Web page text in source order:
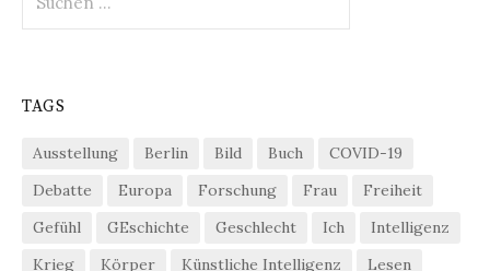
nach:
TAGS
Ausstellung Berlin Bild Buch
COVID-19
Debatte
Europa Forschung Frau
Freiheit
Gefühl
GEschichte Geschlecht Ich
Intelligenz
Krieg
Körper Künstliche Intelligenz
Lesen